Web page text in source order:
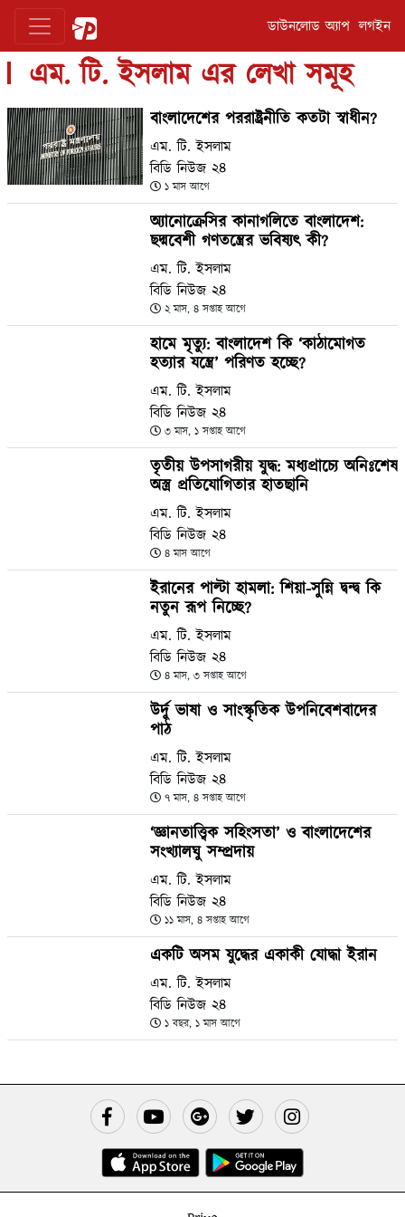
ডাউনলোড অ্যাপ লগইন
এম. টি. ইসলাম এর লেখা সমূহ
বাংলাদেশের পররাষ্ট্রনীতি কতটা স্বাধীন?
এম. টি. ইসলাম
বিডি নিউজ ২৪
১ মাস আগে
অ্যানোক্রেসির কানাগলিতে বাংলাদেশ:
ছদ্মবেশী গণতন্ত্রের ভবিষ্যৎ কী?
এম. টি. ইসলাম
বিডি নিউজ ২৪
২ মাস, ৪ সপ্তাহ আগে
হামে মৃত্যু: বাংলাদেশ কি ‘কাঠামোগত
হত্যার যন্ত্রে’ পরিণত হচ্ছে?
এম. টি. ইসলাম
বিডি নিউজ ২৪
৩ মাস, ১ সপ্তাহ আগে
তৃতীয় উপসাগরীয় যুদ্ধ: মধ্যপ্রাচ্যে অনিঃশেষ
অস্ত্র প্রতিযোগিতার হাতছানি
এম. টি. ইসলাম
বিডি নিউজ ২৪
৪ মাস আগে
ইরানের পাল্টা হামলা: শিয়া-সুন্নি দ্বন্দ্ব কি
নতুন রূপ নিচ্ছে?
এম. টি. ইসলাম
বিডি নিউজ ২৪
৪ মাস, ৩ সপ্তাহ আগে
উর্দু ভাষা ও সাংস্কৃতিক উপনিবেশবাদের
পাঠ
এম. টি. ইসলাম
বিডি নিউজ ২৪
৭ মাস, ৪ সপ্তাহ আগে
‘জ্ঞানতাত্ত্বিক সহিংসতা’ ও বাংলাদেশের
সংখ্যালঘু সম্প্রদায়
এম. টি. ইসলাম
বিডি নিউজ ২৪
১১ মাস, ৪ সপ্তাহ আগে
একটি অসম যুদ্ধের একাকী যোদ্ধা ইরান
এম. টি. ইসলাম
বিডি নিউজ ২৪
১ বছর, ১ মাস আগে